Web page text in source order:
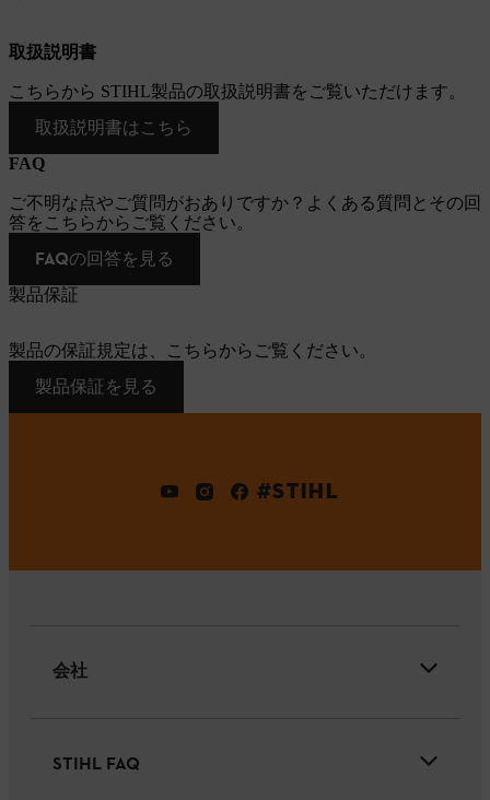
取扱説明書
こちらから STIHL製品の取扱説明書をご覧いただけます。
取扱説明書はこちら
FAQ
ご不明な点やご質問がおありですか？よくある質問とその回
答をこちらからご覧ください。
FAQの回答を見る
製品保証
製品の保証規定は、こちらからご覧ください。
製品保証を見る
#STIHL
会社
STIHL FAQ